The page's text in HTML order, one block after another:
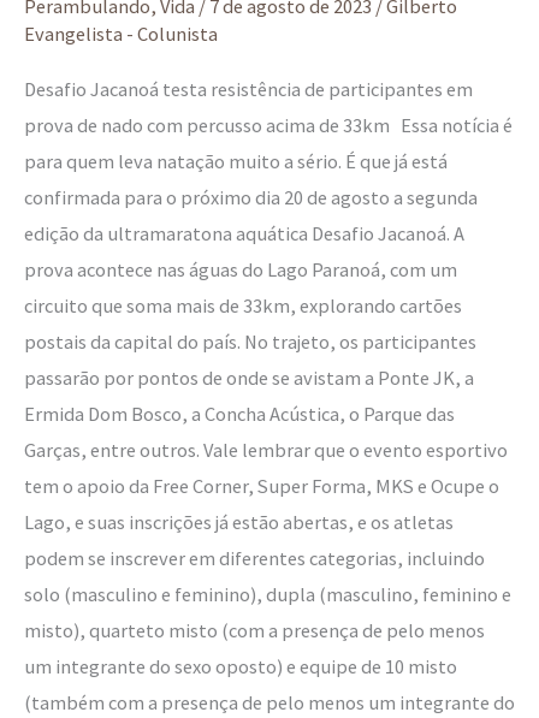
Perambulando, Vida / 7 de agosto de 2023 /Gilberto
Evangelista - Colunista
Desafio Jacanoá testa resistência de participantes em
prova de nado com percusso acima de 33km Essa notícia é
para quem leva natação muito a sério. É que já está
confirmada para o próximo dia 20 de agosto a segunda
edição da ultramaratona aquática Desafio Jacanoá. A
prova acontece nas águas do Lago Paranoá, com um
circuito que soma mais de 33km, explorando cartões
postais da capital do país. No trajeto, os participantes
passarão por pontos de onde se avistam a Ponte JK, a
Ermida Dom Bosco, a Concha Acústica, o Parque das
Garças, entre outros. Vale lembrar que o evento esportivo
tem o apoio da Free Corner, Super Forma, MKS e Ocupe o
Lago, e suas inscrições já estão abertas, e os atletas
podem se inscrever em diferentes categorias, incluindo
solo (masculino e feminino), dupla (masculino, feminino e
misto), quarteto misto (com a presença de pelo menos
um integrante do sexo oposto) e equipe de 10 misto
(também com a presença de pelo menos um integrante do
inscrições